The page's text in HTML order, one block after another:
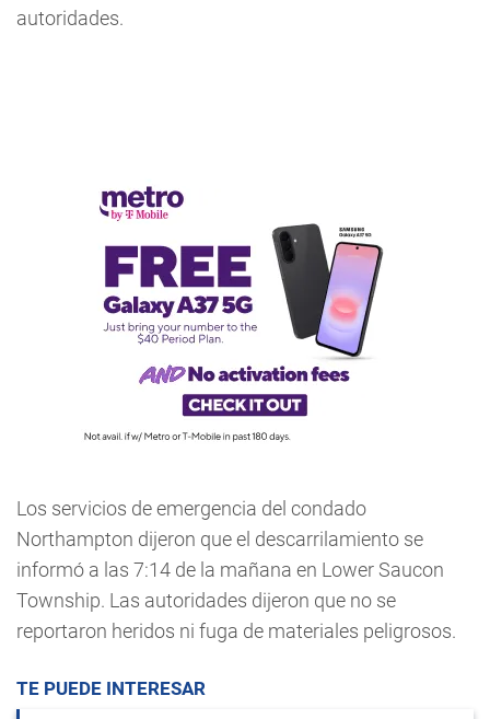
autoridades.
Los servicios de emergencia del condado
Northampton dijeron que el descarrilamiento se
informó a las 7:14 de la mañana en Lower Saucon
Township. Las autoridades dijeron que no se
reportaron heridos ni fuga de materiales peligrosos.
TE PUEDE INTERESAR